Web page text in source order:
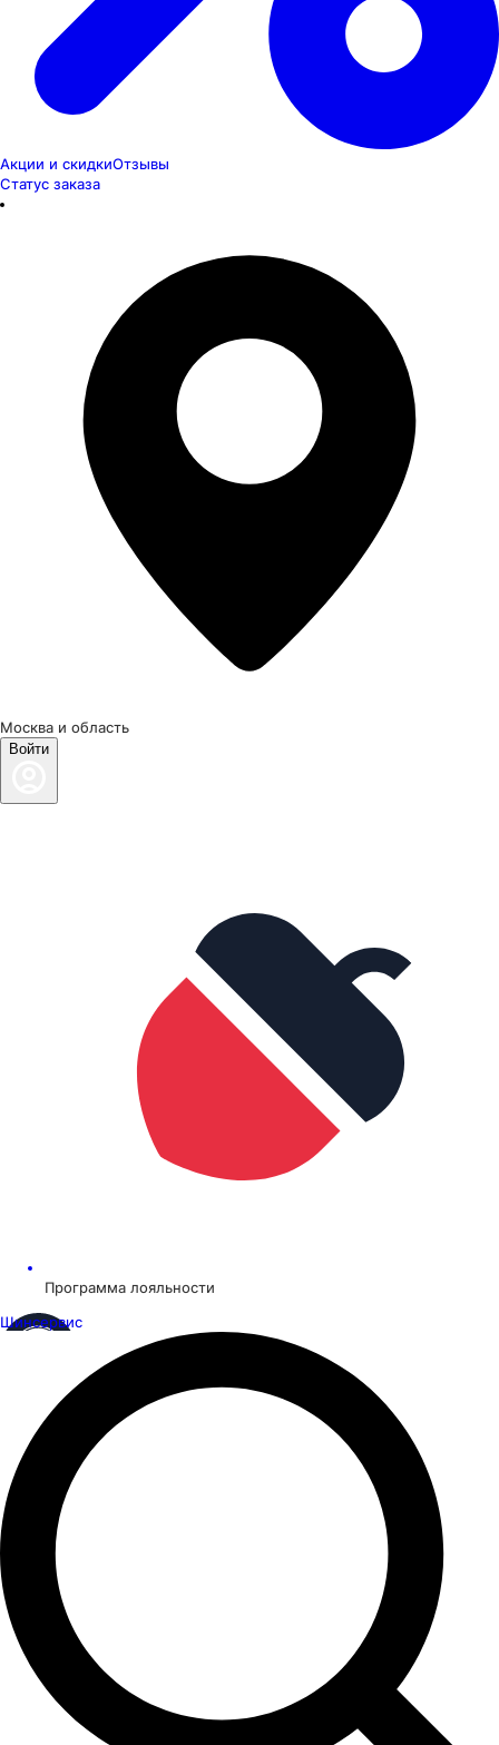
Акции и скидкиОтзывы
Статус заказа
Москва и область
Войти
Программа лояльности
Шинсервис